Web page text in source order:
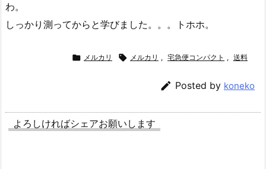
わ。
しっかり測ってからと学びました。。。トホホ。
 メルカリ  メルカリ , 宅急便コンパクト , 送料
 Posted by koneko
よろしければシェアお願いします